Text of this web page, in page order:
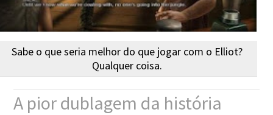
Sabe o que seria melhor do que jogar com o Elliot?
Qualquer coisa.
A pior dublagem da história